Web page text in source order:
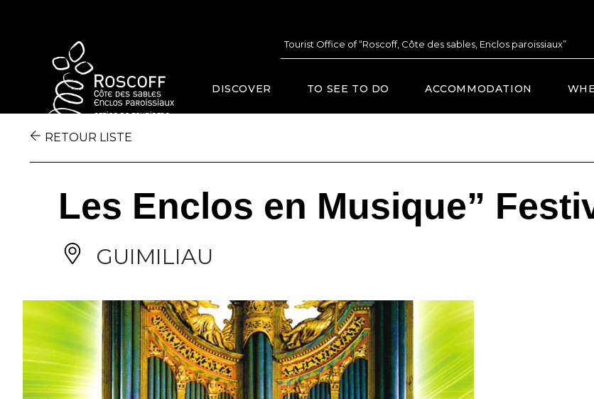
Tourist Office of “Roscoff, Côte des sables, Enclos paroissiaux”
DISCOVER TO SEE TO DO ACCOMMODATION
RETOUR LISTE
Les Enclos en Musique”
GUIMILIAU